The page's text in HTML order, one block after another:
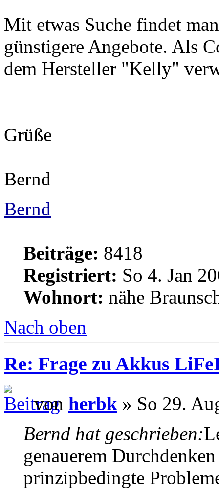
Mit etwas Suche findet
günstigere Angebote. Als
dem Hersteller "Kelly"
Grüße
Bernd
Bernd
Beiträge: 8418
Registriert: So 4. Jan
Wohnort: nähe
Nach oben
Re: Frage zu Akkus
von herbk » So 29.
Bernd hat geschrieben:
genauerem
prinzipbedingte